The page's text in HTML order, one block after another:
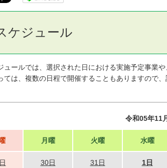
ケジュール
ールでは、選択された日における実施予定事業や
は、複数の日程で開催することもありますので
令和05年11月
月曜 火曜 水曜
30日 31日 1日